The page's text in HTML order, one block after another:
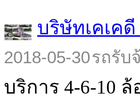
บริษัทเคเคดี
2018-05-30รถรับ
บริการ 4-6-10 ล้